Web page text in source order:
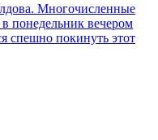
Многочисленные
понедельник вечером
спешно покинуть этот